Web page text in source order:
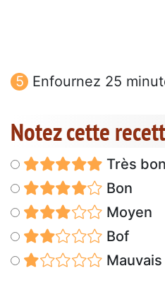
Enfournez 25
Notez cette
Très
Bon
Moyen
Bof
Mauvais